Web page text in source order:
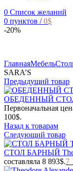
0 Список желаний
0 пунктов / 0$
-20%
ГлавнаяМебель
SARA’S
Предыдущий товар
ОБЕДЕННЫЙ СТОЛ
Первоначальная
100$.
Назад к товарам
Следующий товар
СТОЛ БАРНЫЙ The
составляла 8 893$.7